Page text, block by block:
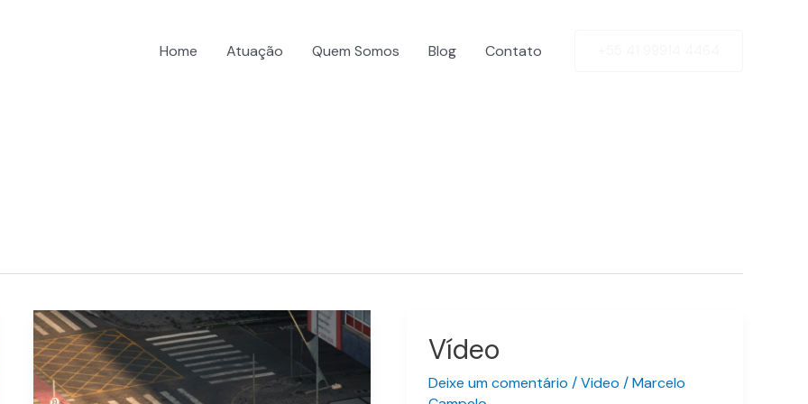
Home Atuação Quem Somos Blog Contato
Crimes
no
Carnaval
Vídeo
Deixe um comentário /Video /Marcelo
Vídeo